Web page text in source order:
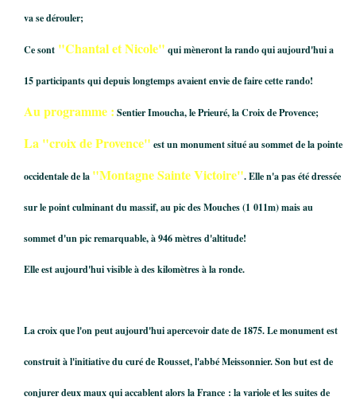
va se dérouler;
Ce sont "Chantal et Nicole" qui mèneront la rando qui aujourd'hui a
15 participants qui depuis longtemps avaient envie de faire cette rando!
Au programme : Sentier Imoucha, le Prieuré, la Croix de Provence;
La "croix de Provence" est un monument situé au sommet de la pointe
occidentale de la "Montagne Sainte Victoire". Elle n'a pas été dressée
sur le point culminant du massif, au pic des Mouches (1 011m) mais au
sommet d'un pic remarquable, à 946 mètres d'altitude!
Elle est aujourd'hui visible à des kilomètres à la ronde.
La croix que l'on peut aujourd'hui apercevoir date de 1875. Le monument est
construit à l'initiative du curé de Rousset, l'abbé Meissonnier. Son but est de
conjurer deux maux qui accablent alors la France : la variole et les suites de